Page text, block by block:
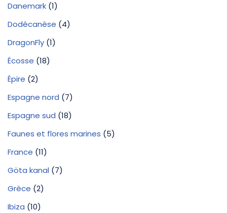
Danemark (1)
Dodécanèse (4)
DragonFly (1)
Écosse (18)
Épire (2)
Espagne nord (7)
Espagne sud (18)
Faunes et flores marines (5)
France (11)
Göta kanal (7)
Grèce (2)
Ibiza (10)